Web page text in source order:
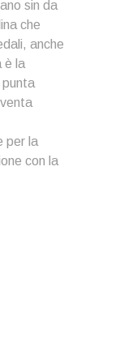
sin da
che
anche
è la
punta
per la
con la